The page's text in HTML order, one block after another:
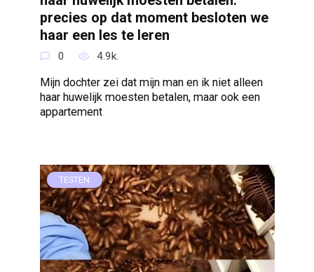
precies op dat moment besloten we
haar een les te leren
0 4.9k.
Mijn dochter zei dat mijn man en ik niet alleen
haar huwelijk moesten betalen, maar ook een
appartement
TESTEN